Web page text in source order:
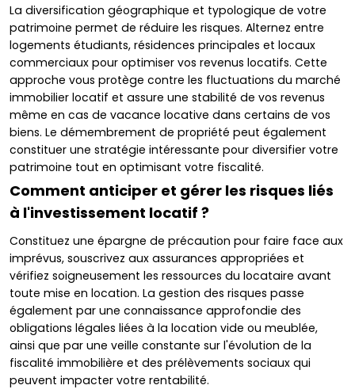
La diversification géographique et typologique de votre
patrimoine permet de réduire les risques. Alternez entre
logements étudiants, résidences principales et locaux
commerciaux pour optimiser vos revenus locatifs. Cette
approche vous protège contre les fluctuations du marché
immobilier locatif et assure une stabilité de vos revenus
même en cas de vacance locative dans certains de vos
biens. Le démembrement de propriété peut également
constituer une stratégie intéressante pour diversifier votre
patrimoine tout en optimisant votre fiscalité.
Comment anticiper et gérer les risques liés
à l'investissement locatif ?
Constituez une épargne de précaution pour faire face aux
imprévus, souscrivez aux assurances appropriées et
vérifiez soigneusement les ressources du locataire avant
toute mise en location. La gestion des risques passe
également par une connaissance approfondie des
obligations légales liées à la location vide ou meublée,
ainsi que par une veille constante sur l'évolution de la
fiscalité immobilière et des prélèvements sociaux qui
peuvent impacter votre rentabilité.